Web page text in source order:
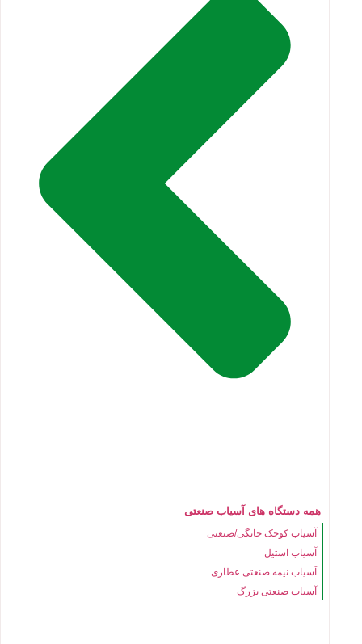
همه دستگاه های آسیاب صنعتی
آسیاب کوچک خانگی/صنعتی
آسیاب استیل
آسیاب نیمه صنعتی عطاری
آسیاب صنعتی بزرگ